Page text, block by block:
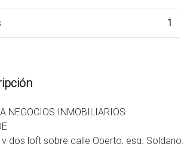
1
NEGOCIOS INMOBILIARIOS
y dos loft sobre calle Operto, esq. Soldano.